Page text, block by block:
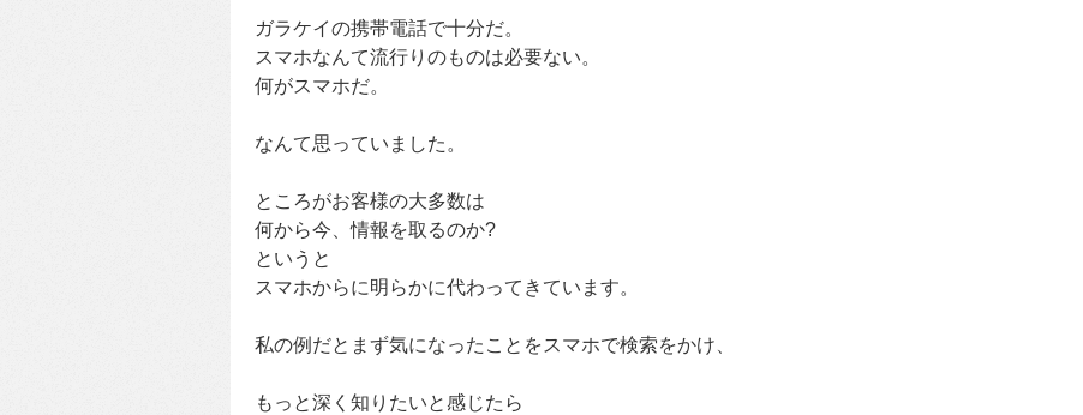
ガラケイの携帯電話で十分だ。
スマホなんて流行りのものは必要ない。
何がスマホだ。
なんて思っていました。
ところがお客様の大多数は
何から今、情報を取るのか?
というと
スマホからに明らかに代わってきています。
私の例だとまず気になったことをスマホで検索をかけ、
もっと深く知りたいと感じたら